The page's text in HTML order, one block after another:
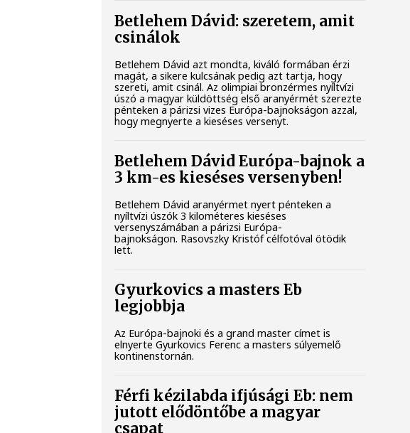
Betlehem Dávid: szeretem, amit
csinálok
Betlehem Dávid azt mondta, kiváló formában érzi
magát, a sikere kulcsának pedig azt tartja, hogy
szereti, amit csinál. Az olimpiai bronzérmes nyíltvízi
úszó a magyar küldöttség első aranyérmét szerezte
pénteken a párizsi vizes Európa-bajnokságon azzal,
hogy megnyerte a kieséses versenyt.
Betlehem Dávid Európa-bajnok a
3 km-es kieséses versenyben!
Betlehem Dávid aranyérmet nyert pénteken a
nyíltvízi úszók 3 kilométeres kieséses
versenyszámában a párizsi Európa-
bajnokságon. Rasovszky Kristóf célfotóval ötödik
lett.
Gyurkovics a masters Eb
legjobbja
Az Európa-bajnoki és a grand master címet is
elnyerte Gyurkovics Ferenc a masters súlyemelő
kontinenstornán.
Férfi kézilabda ifjúsági Eb: nem
jutott elődöntőbe a magyar
csapat